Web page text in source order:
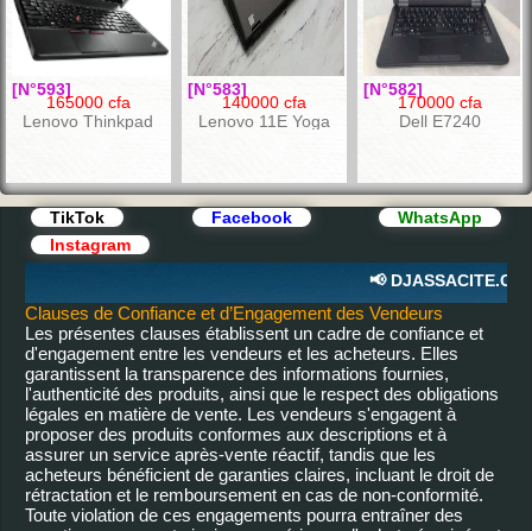
[N°593]
165000 cfa
Lenovo Thinkpad
[N°583]
140000 cfa
Lenovo 11E Yoga
[N°582]
170000 cfa
Dell E7240
[N°581]
155000 cfa
Lenovo T430s
[N°580]
165000 cfa
HP probook 4440s
[N°579]
175000 cfa
Ordinateur portable:
HP probook 4530s
TikTok Facebook
WhatsApp
Instagram
📢
Clauses de Confiance et d’Engagement des Vendeurs
Les présentes clauses établissent un cadre de confiance et
d'engagement entre les vendeurs et les acheteurs. Elles
garantissent la transparence des informations fournies,
l'authenticité des produits, ainsi que le respect des obligations
légales en matière de vente. Les vendeurs s'engagent à
proposer des produits conformes aux descriptions et à
assurer un service après-vente réactif, tandis que les
acheteurs bénéficient de garanties claires, incluant le droit de
rétractation et le remboursement en cas de non-conformité.
Toute violation de ces engagements pourra entraîner des